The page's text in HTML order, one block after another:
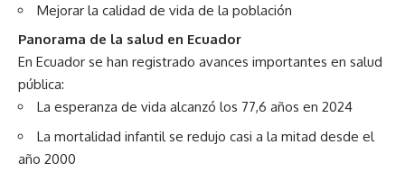
Mejorar la calidad de vida de la población
Panorama de la salud en Ecuador
En Ecuador se han registrado avances importantes en salud
pública:
La esperanza de vida alcanzó los 77,6 años en 2024
La mortalidad infantil se redujo casi a la mitad desde el
año 2000